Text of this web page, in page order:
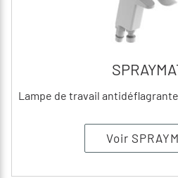
Lampe de travail
Voir